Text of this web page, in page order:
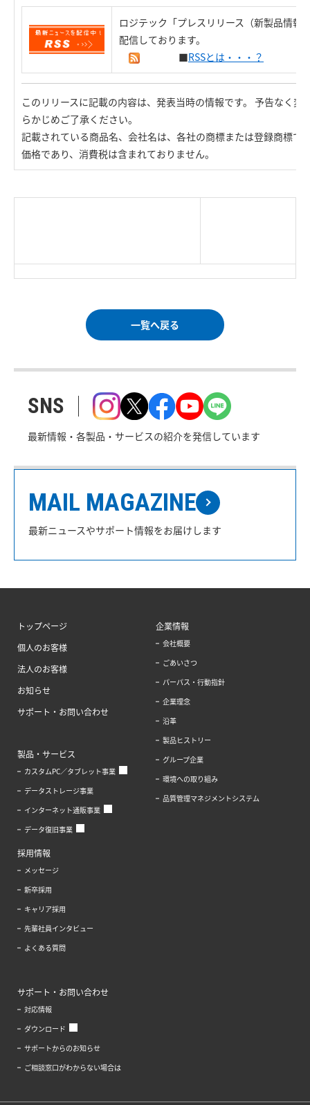
ロジテック「プレスリリース（新製品情報
配信しております。
■RSSとは・・・？
このリリースに記載の内容は、発表当時の情報です。 予告なく変
らかじめご了承ください。
記載されている商品名、会社名は、各社の商標または登録商標で
価格であり、消費税は含まれておりません。
一覧へ戻る
SNS
最新情報・各製品・サービスの紹介を発信しています
MAIL MAGAZINE
最新ニュースやサポート情報をお届けします
トップページ
個人のお客様
法人のお客様
お知らせ
サポート・お問い合わせ
製品・サービス
カスタムPC／タブレット事業
データストレージ事業
インターネット通販事業
データ復旧事業
企業情報
会社概要
ごあいさつ
パーパス・行動指針
企業理念
沿革
製品ヒストリー
グループ企業
環境への取り組み
品質管理マネジメントシステム
採用情報
メッセージ
新卒採用
キャリア採用
先輩社員インタビュー
よくある質問
サポート・お問い合わせ
対応情報
ダウンロード
サポートからのお知らせ
ご相談窓口がわからない場合は